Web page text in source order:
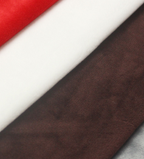
Отправить